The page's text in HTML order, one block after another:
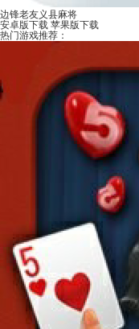
边锋老友义县麻将
安卓版下载 苹果版下载
热门游戏推荐：